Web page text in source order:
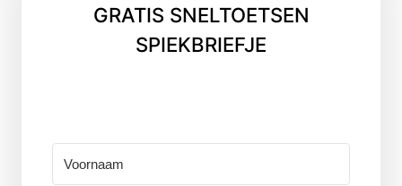
GRATIS SNELTOETSEN
SPIEKBRIEFJE